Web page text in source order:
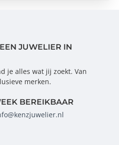
JUWELIER IN
je alles wat jij zoekt. Van
merken.
BEREIKBAAR